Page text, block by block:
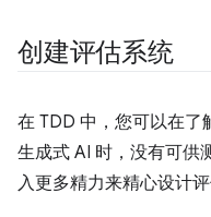
创建评估系统
在 TDD 中，您可以在了
生成式 AI 时，没有可供
入更多精力来精心设计评